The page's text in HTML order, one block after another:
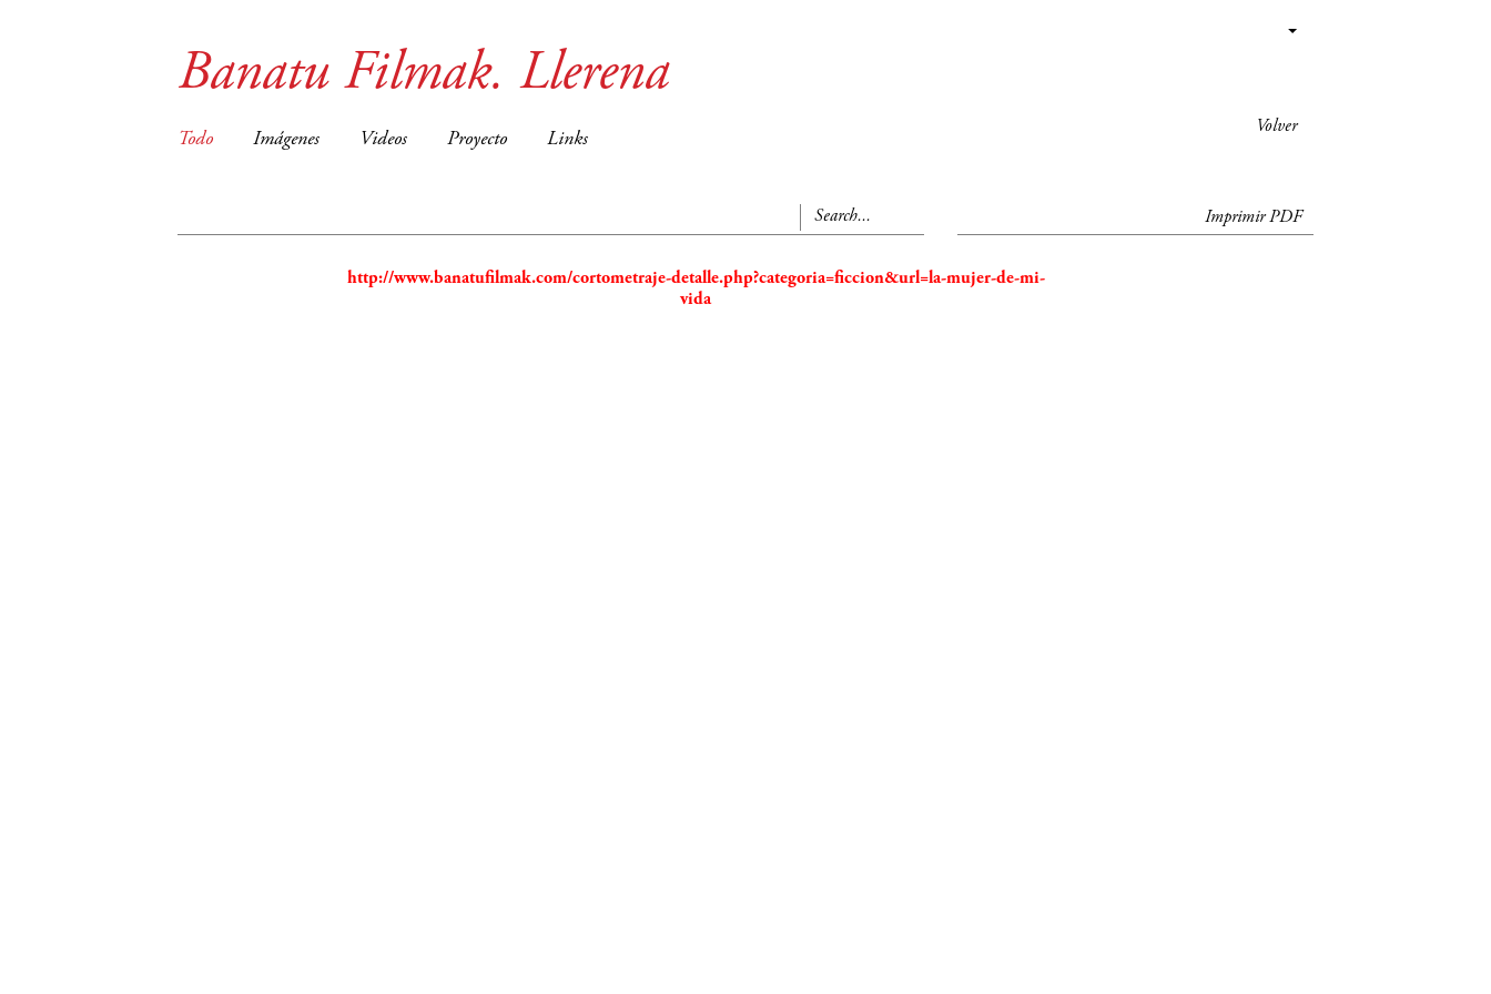
Volver
Banatu Filmak. Llerena
Todo Imágenes Videos Proyecto Links
Imprimir PDF
http://www.banatufilmak.com/cortometraje-detalle.php?categoria=ficcion&url=la-mujer-de-mi-
vida